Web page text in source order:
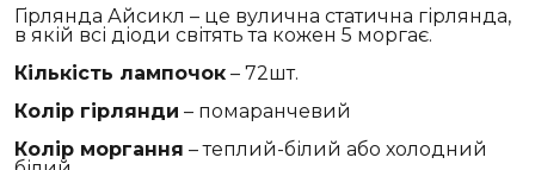
5
Гірлянда Айсикл – це вулична статична гірлянда,
в якій всі діоди світять та кожен 5 моргає.
Кількість лампочок – 72шт.
Колір гірлянди – помаранчевий
Колір моргання – теплий-білий або холодний